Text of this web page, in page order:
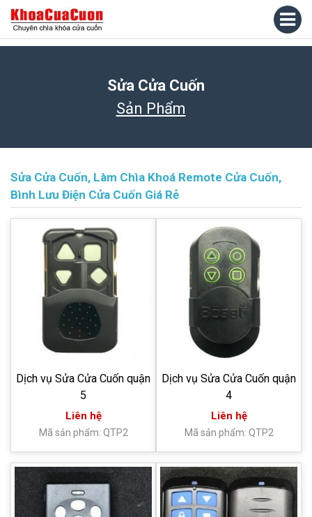
Sửa Cửa Cuốn
Sản Phẩm
Sửa Cửa Cuốn, Làm Chìa Khoá Remote Cửa Cuốn,
Bình Lưu Điện Cửa Cuốn Giá Rẻ
Dịch vụ Sửa Cửa Cuốn quận
5
Liên hệ
Mã sản phẩm: QTP2
Dịch vụ Sửa Cửa Cuốn quận
4
Liên hệ
Mã sản phẩm: QTP2